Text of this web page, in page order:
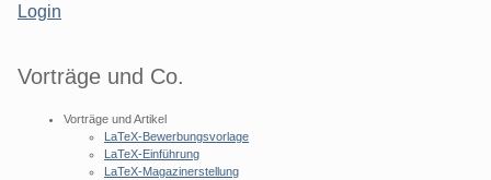
Login
Vorträge und Co.
Vorträge und Artikel
LaTeX-Bewerbungsvorlage
LaTeX-Einführung
LaTeX-Magazinerstellung